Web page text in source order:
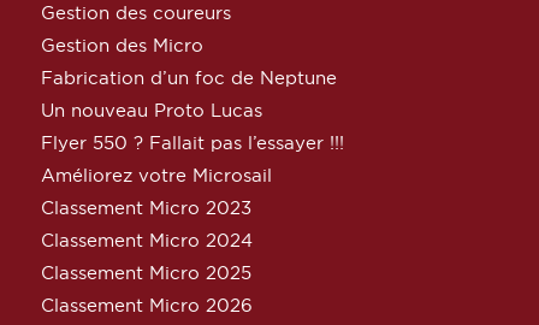
Gestion des coureurs
Gestion des Micro
Fabrication d’un foc de Neptune
Un nouveau Proto Lucas
Flyer 550 ? Fallait pas l’essayer !!!
Améliorez votre Microsail
Classement Micro 2023
Classement Micro 2024
Classement Micro 2025
Classement Micro 2026